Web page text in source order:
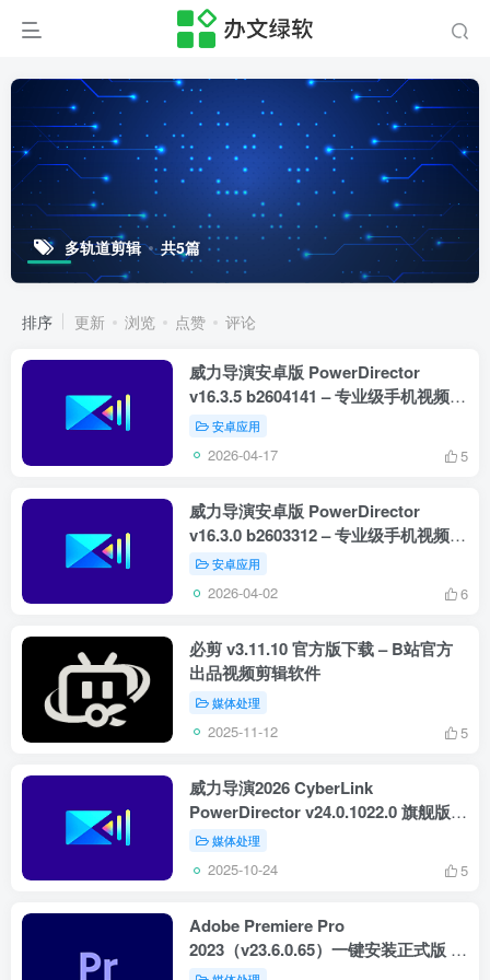
多轨道剪辑 共5篇
排序 更新 浏览 点赞 评论
威力导演安卓版 PowerDirector
v16.3.5 b2604141 – 专业级手机视频剪
辑工具
安卓应用
2026-04-17 5
威力导演安卓版 PowerDirector
v16.3.0 b2603312 – 专业级手机视频剪
辑工具
安卓应用
2026-04-02 6
必剪 v3.11.10 官方版下载 – B站官方
出品视频剪辑软件
媒体处理
2025-11-12 5
威力导演2026 CyberLink
PowerDirector v24.0.1022.0 旗舰版 –
专业级视频剪辑软件
媒体处理
2025-10-24 5
Adobe Premiere Pro
2023（v23.6.0.65）一键安装正式版 –
视频编辑与制作工具